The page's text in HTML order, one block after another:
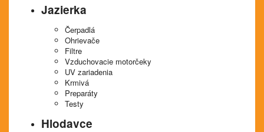
Jazierka
Čerpadlá
Ohrievače
Filtre
Vzduchovacie motorčeky
UV zariadenia
Krmivá
Preparáty
Testy
Hlodavce